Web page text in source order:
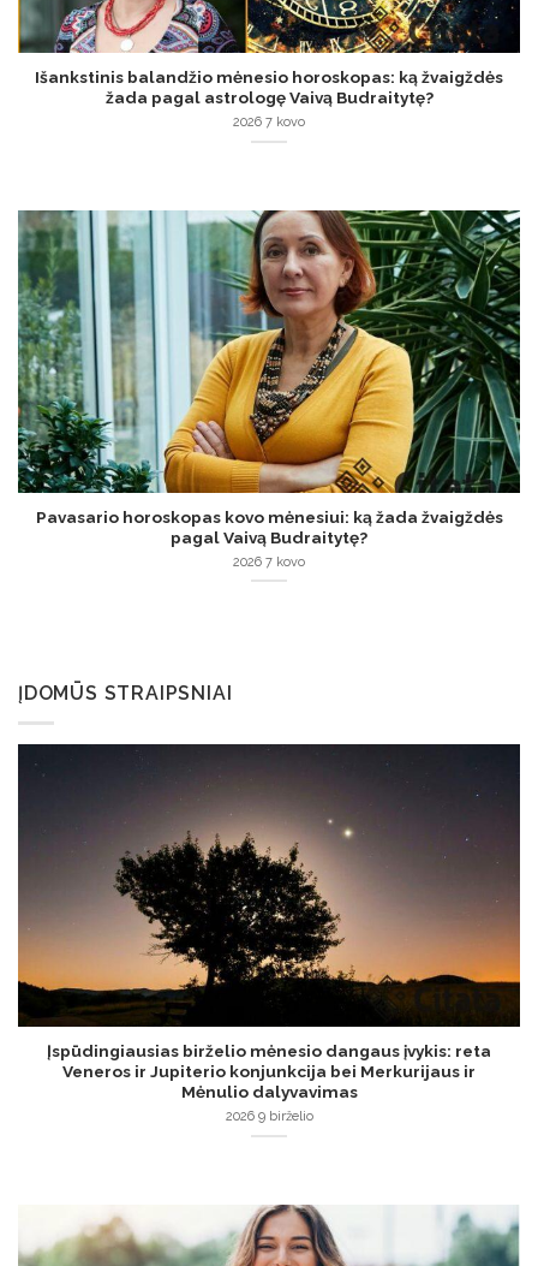
Išankstinis balandžio mėnesio horoskopas: ką žvaigždės
žada pagal astrologę Vaivą Budraitytę?
2026 7 kovo
Pavasario horoskopas kovo mėnesiui: ką žada žvaigždės
pagal Vaivą Budraitytę?
2026 7 kovo
ĮDOMŪS STRAIPSNIAI
Įspūdingiausias birželio mėnesio dangaus įvykis: reta
Veneros ir Jupiterio konjunkcija bei Merkurijaus ir
Mėnulio dalyvavimas
2026 9 birželio